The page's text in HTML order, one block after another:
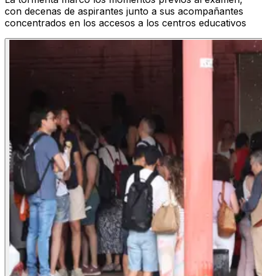
con decenas de aspirantes junto a sus acompañantes
concentrados en los accesos a los centros educativos